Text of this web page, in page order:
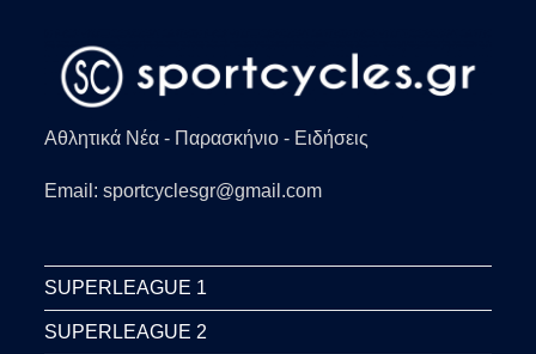
Αθλητικά Νέα - Παρασκήνιο - Ειδήσεις
Email: sportcyclesgr@gmail.com
SUPERLEAGUE 1
SUPERLEAGUE 2